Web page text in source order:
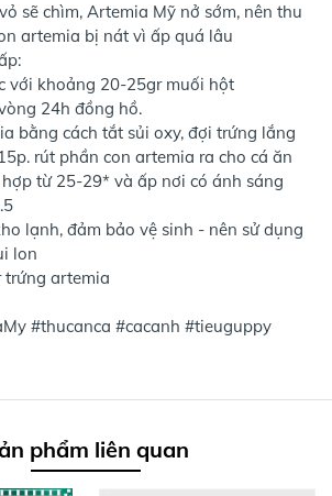
sẽ chìm, Artemia Mỹ nở sớm, nên thu
artemia bị nát vì ấp quá lâu
với khoảng 20-25gr muối hột
24h đồng hồ.
bằng cách tắt sủi oxy, đợi trứng lắng
rút phần con artemia ra cho cá ăn
từ 25-29* và ấp nơi có ánh sáng
lạnh, đảm bảo vệ sinh - nên sử dụng
lon
artemia
#thucanca #cacanh #tieuguppy
phẩm liên quan